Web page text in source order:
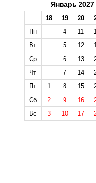
Январь 2027
18 19 20
Пн
4 11
Вт
5 12
Ср
6 13
Чт
7 14
Пт
1 8 15
Сб
2 9 16
Вс
3 10 17